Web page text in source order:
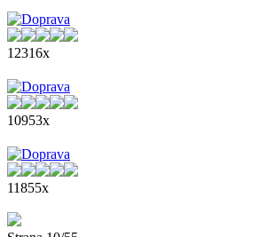
12316x
10953x
11855x